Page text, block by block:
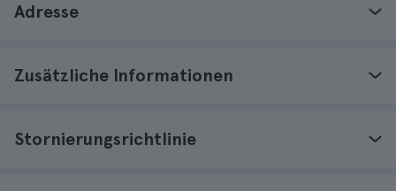
Adresse
Zusätzliche Informationen
Stornierungsrichtlinie